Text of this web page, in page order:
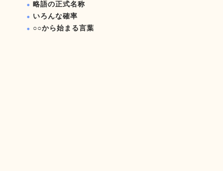
略語の正式名称
いろんな確率
○○から始まる言葉